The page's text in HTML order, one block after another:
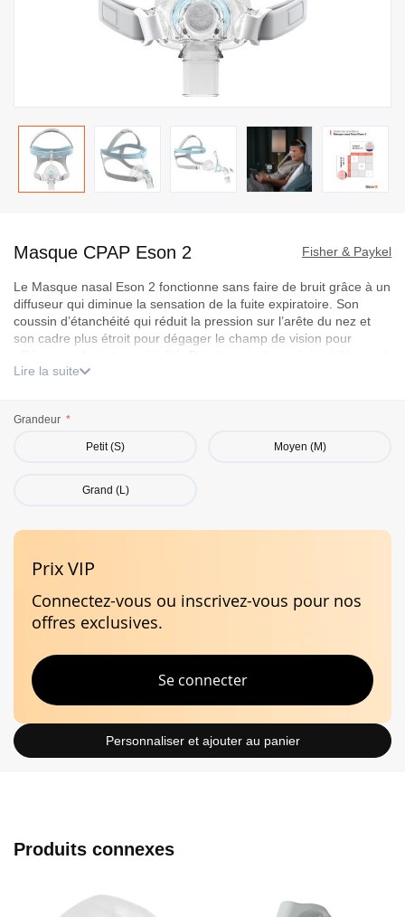
début
la
Galerie
d’images
Fisher & Paykel
Masque CPAP Eson 2
Le Masque nasal Eson 2 fonctionne sans faire de bruit grâce à un
diffuseur qui diminue la sensation de la fuite expiratoire. Son
coussin d’étanchéité qui réduit la pression sur l’arête du nez et
son cadre plus étroit pour dégager le champ de vision pour
très facile d’utilisation.
non ouvert. Pour plus d’informations, veuillez consulter nos
Termes et condition de vente
Barbe Silencieux
Lire la suite
Grandeur
Petit (S) Moyen (M)
Grand (L)
Prix VIP
Connectez-vous ou inscrivez-vous pour nos
offres exclusives.
Se connecter
Personnaliser et ajouter au panier
Produits connexes